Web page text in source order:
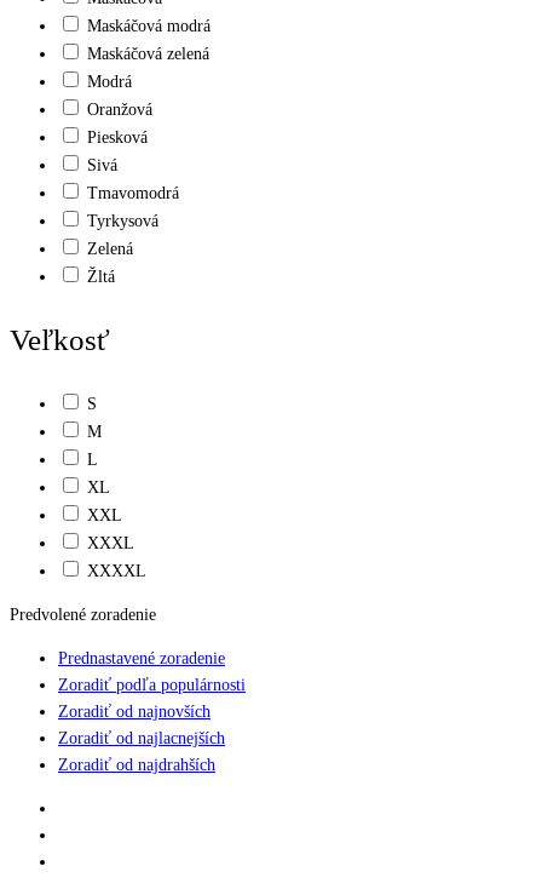
Maskáčová modrá
Maskáčová zelená
Modrá
Oranžová
Piesková
Sivá
Tmavomodrá
Tyrkysová
Zelená
Žltá
Veľkosť
S
M
L
XL
XXL
XXXL
XXXXL
Predvolené zoradenie
Prednastavené zoradenie
Zoradiť podľa populárnosti
Zoradiť od najnovších
Zoradiť od najlacnejších
Zoradiť od najdrahších